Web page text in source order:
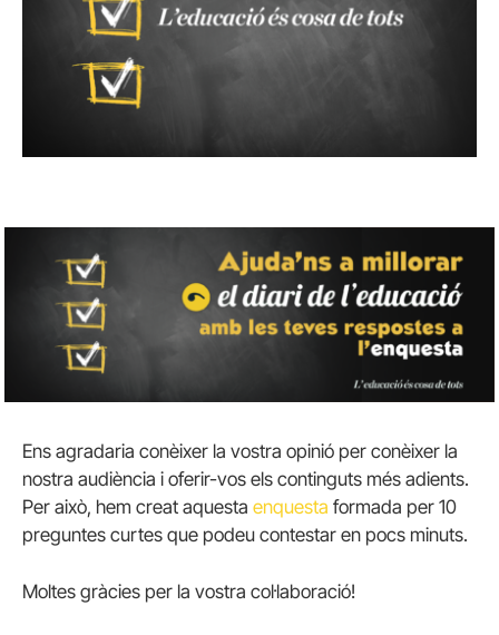
Ens agradaria conèixer la vostra opinió per conèixer la
nostra audiència i oferir-vos els continguts més adients.
Per això, hem creat aquesta enquesta formada per 10
preguntes curtes que podeu contestar en pocs minuts.
Moltes gràcies per la vostra col·laboració!